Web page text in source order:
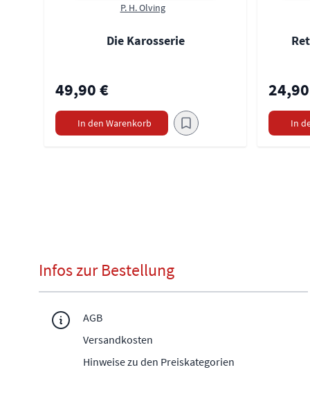
P. H. Olving
Die Karosserie
49,90 €
In den Warenkorb In
Infos zur Bestellung
AGB
Versandkosten
Hinweise zu den Preiskategorien